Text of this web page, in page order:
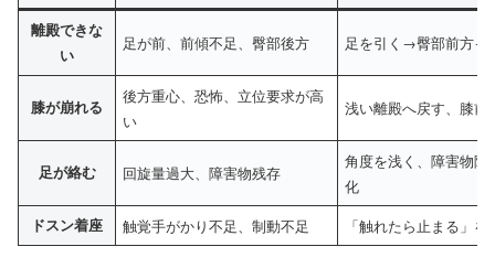
離殿できな
い
足が前、前傾不足、臀部後方 足を引く→臀部前方→
膝が崩れる
後方重心、恐怖、立位要求が高
い
浅い離殿へ戻す、膝前
足が絡む 回旋量過大、障害物残存
角度を浅く、障害物除
化
ドスン着座 触覚手がかり不足、制動不足 「触れたら止まる」を